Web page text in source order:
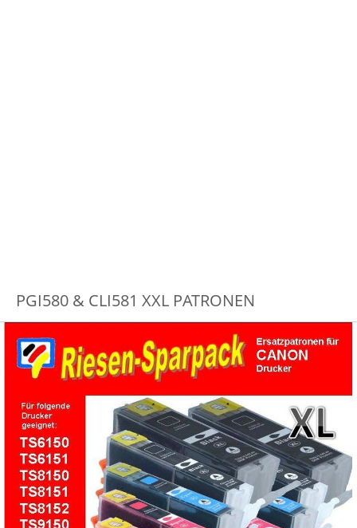
PGI580 & CLI581 XXL PATRONEN